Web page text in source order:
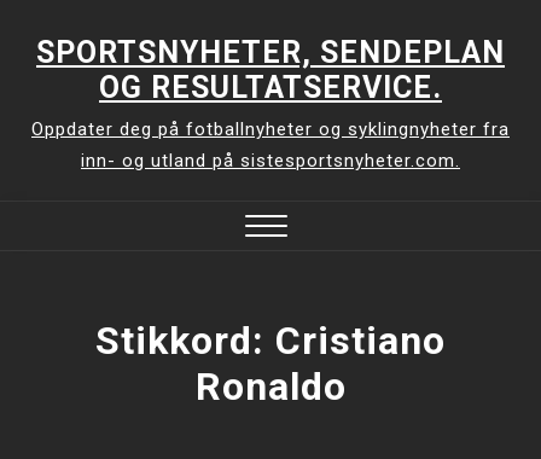
SPORTSNYHETER, SENDEPLAN
OG RESULTATSERVICE.
Oppdater deg på fotballnyheter og syklingnyheter fra
inn- og utland på sistesportsnyheter.com.
Stikkord: Cristiano
Ronaldo